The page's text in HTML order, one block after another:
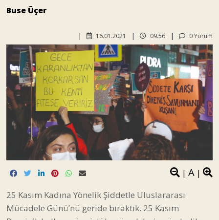
Buse Üçer
0 Yorum
09.56
16.01.2021
| A |
25 Kasım Kadına Yönelik Şiddetle Uluslararası
Mücadele Günü’nü geride bıraktık. 25 Kasım